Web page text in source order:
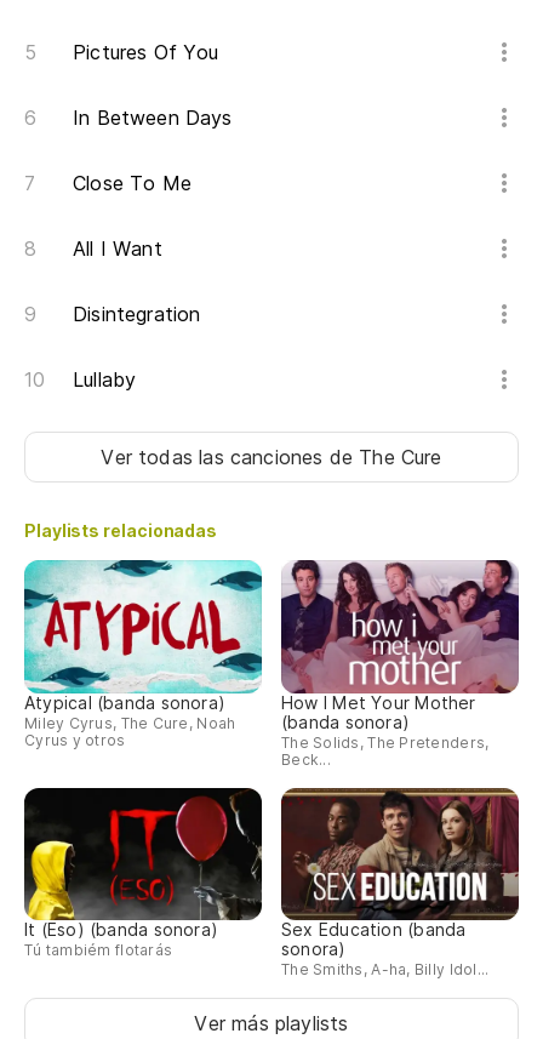
Pictures Of You
In Between Days
Close To Me
All I Want
Disintegration
Lullaby
Ver todas las canciones de The Cure
Playlists relacionadas
Atypical (banda sonora)
Miley Cyrus, The Cure, Noah
Cyrus y otros
How I Met Your Mother
(banda sonora)
The Solids, The Pretenders,
Beck...
It (Eso) (banda sonora)
Tú tambiém flotarás
Sex Education (banda
sonora)
The Smiths, A-ha, Billy Idol...
Ver más playlists